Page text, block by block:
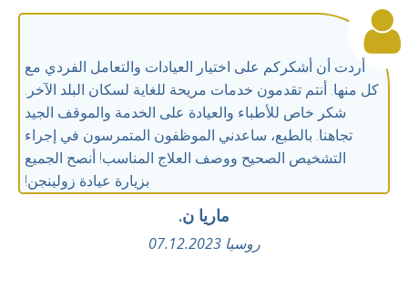
أردت أن أشكركم على اختيار العيادات والتعامل الفردي مع
كل منها. أنتم تقدمون خدمات مريحة للغاية لسكان البلد الآخر.
شكر خاص للأطباء والعيادة على الخدمة والموقف الجيد
تجاهنا. بالطبع، ساعدني الموظفون المتمرسون في إجراء
التشخيص الصحيح ووصف العلاج المناسب! أنصح الجميع
بزيارة عيادة زولينجن!
ماريا ن.
روسيا 07.12.2023